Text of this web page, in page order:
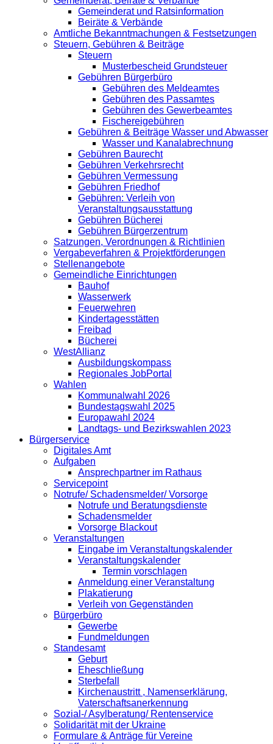
Gemeinderat und Ratsinformation
Beiräte & Verbände
Amtliche Bekanntmachungen & Festsetzungen
Steuern, Gebühren & Beiträge
Steuern
Musterbescheid Grundsteuer
Gebühren Bürgerbüro
Gebühren des Meldeamtes
Gebühren des Passamtes
Gebühren des Gewerbeamtes
Fischereigebühren
Gebühren & Beiträge Wasser und Abwasser
Wasser und Kanalabrechnung
Gebühren Baurecht
Gebühren Verkehrsrecht
Gebühren Vermessung
Gebühren Friedhof
Gebühren: Verleih von
Veranstaltungsausstattung
Gebühren Bücherei
Gebühren Bürgerzentrum
Satzungen, Verordnungen & Richtlinien
Vergabeverfahren & Projektförderungen
Stellenangebote
Gemeindliche Einrichtungen
Bauhof
Wasserwerk
Feuerwehren
Kindertagesstätten
Freibad
Bücherei
WestAllianz
Ausbildungskompass
Regionales JobPortal
Wahlen
Kommunalwahl 2026
Bundestagswahl 2025
Europawahl 2024
Landtags- und Bezirkswahlen 2023
Bürgerservice
Digitales Amt
Aufgaben
Ansprechpartner im Rathaus
Servicepoint
Notrufe/ Schadensmelder/ Vorsorge
Notrufe und Beratungsdienste
Schadensmelder
Vorsorge Blackout
Veranstaltungen
Eingabe im Veranstaltungskalender
Veranstaltungskalender
Termin vorschlagen
Anmeldung einer Veranstaltung
Plakatierung
Verleih von Gegenständen
Bürgerbüro
Gewerbe
Fundmeldungen
Standesamt
Geburt
Eheschließung
Sterbefall
Kirchenaustritt , Namenserklärung,
Vaterschaftsanerkennung
Sozial-/ Asylberatung/ Rentenservice
Solidarität mit der Ukraine
Formulare & Anträge für Vereine